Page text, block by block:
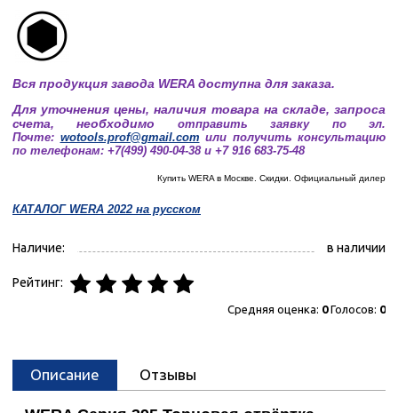
Вся продукция завода WERA доступна для заказа.
Для уточнения цены, наличия товара на складе, запроса
счета, необходимо
отправить заявку по эл.
Почте: wotools.prof@gmail.com или получить консультацию
по телефонам: +7(499) 490-04-38 и +7 916 683-75-48
Купить WERA в Москве. Скидки. Официальный дилер
КАТАЛОГ WERA 2022 на русском
Наличие: в наличии
Рейтинг:
Средняя оценка: 0Голосов: 0
Описание Отзывы